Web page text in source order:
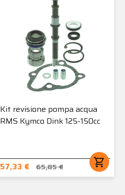
Kit revisione pompa acqua
RMS Kymco Dink 125-150cc
57,33 € 65,85 € shopping_cart